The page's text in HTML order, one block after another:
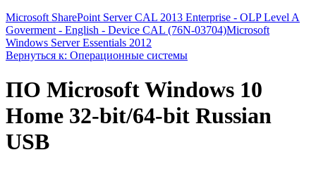
Microsoft SharePoint Server CAL 2013 Enterprise - OLP Level A
Goverment - English - Device CAL (76N-03704)Microsoft
Windows Server Essentials 2012
Вернуться к: Операционные системы
ПО Microsoft Windows 10
Home 32-bit/64-bit Russian
USB